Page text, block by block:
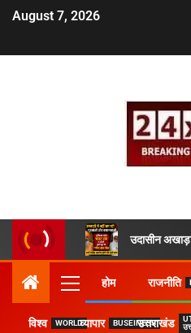
August 7, 2026
उदासीन
होम राजनीति
विश्व WORLDव्यापार BUSEINESSउत्तराखंड